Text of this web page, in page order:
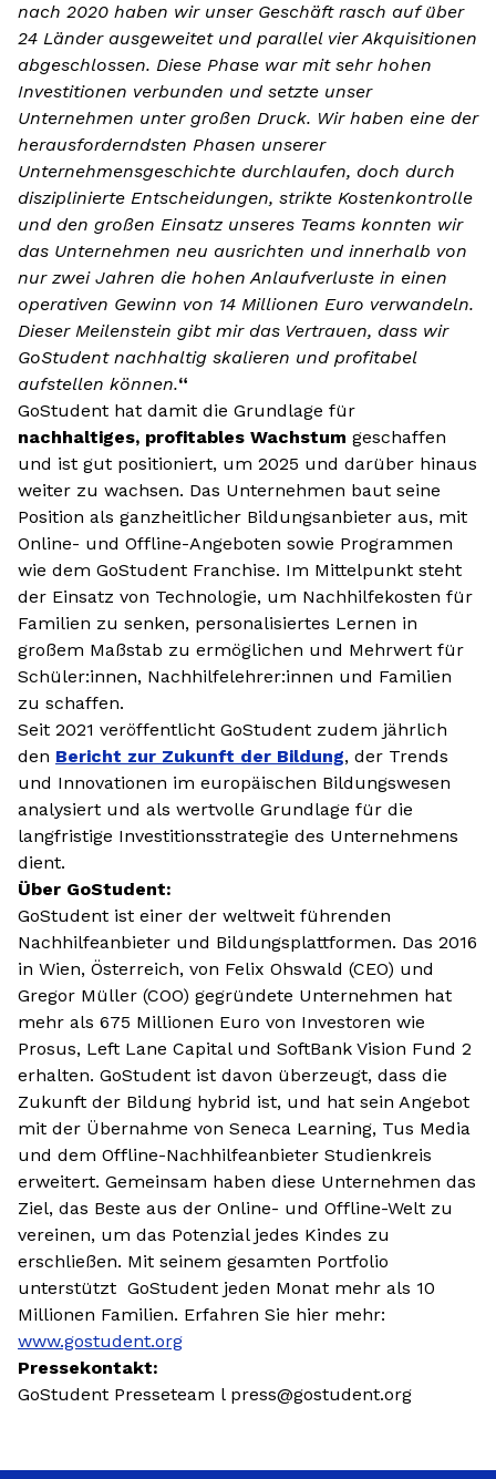
nach 2020 haben wir unser Geschäft rasch auf über
24 Länder ausgeweitet und parallel vier Akquisitionen
abgeschlossen. Diese Phase war mit sehr hohen
Investitionen verbunden und setzte unser
Unternehmen unter großen Druck. Wir haben eine der
herausforderndsten Phasen unserer
Unternehmensgeschichte durchlaufen, doch durch
disziplinierte Entscheidungen, strikte Kostenkontrolle
und den großen Einsatz unseres Teams konnten wir
das Unternehmen neu ausrichten und innerhalb von
nur zwei Jahren die hohen Anlaufverluste in einen
operativen Gewinn von 14 Millionen Euro verwandeln.
Dieser Meilenstein gibt mir das Vertrauen, dass wir
GoStudent nachhaltig skalieren und profitabel
aufstellen können.“
GoStudent hat damit die Grundlage für
nachhaltiges, profitables Wachstum geschaffen
und ist gut positioniert, um 2025 und darüber hinaus
weiter zu wachsen. Das Unternehmen baut seine
Position als ganzheitlicher Bildungsanbieter aus, mit
Online- und Offline-Angeboten sowie Programmen
wie dem GoStudent Franchise. Im Mittelpunkt steht
der Einsatz von Technologie, um Nachhilfekosten für
Familien zu senken, personalisiertes Lernen in
großem Maßstab zu ermöglichen und Mehrwert für
Schüler:innen, Nachhilfelehrer:innen und Familien
zu schaffen.
Seit 2021 veröffentlicht GoStudent zudem jährlich
den Bericht zur Zukunft der Bildung, der Trends
und Innovationen im europäischen Bildungswesen
analysiert und als wertvolle Grundlage für die
langfristige Investitionsstrategie des Unternehmens
dient.
Über GoStudent:
GoStudent ist einer der weltweit führenden
Nachhilfeanbieter und Bildungsplattformen. Das 2016
in Wien, Österreich, von Felix Ohswald (CEO) und
Gregor Müller (COO) gegründete Unternehmen hat
mehr als 675 Millionen Euro von Investoren wie
Prosus, Left Lane Capital und SoftBank Vision Fund 2
erhalten. GoStudent ist davon überzeugt, dass die
Zukunft der Bildung hybrid ist, und hat sein Angebot
mit der Übernahme von Seneca Learning, Tus Media
und dem Offline-Nachhilfeanbieter Studienkreis
erweitert. Gemeinsam haben diese Unternehmen das
Ziel, das Beste aus der Online- und Offline-Welt zu
vereinen, um das Potenzial jedes Kindes zu
erschließen. Mit seinem gesamten Portfolio
unterstützt GoStudent jeden Monat mehr als 10
Millionen Familien. Erfahren Sie hier mehr:
www.gostudent.org
Pressekontakt:
GoStudent Presseteam l press@gostudent.org